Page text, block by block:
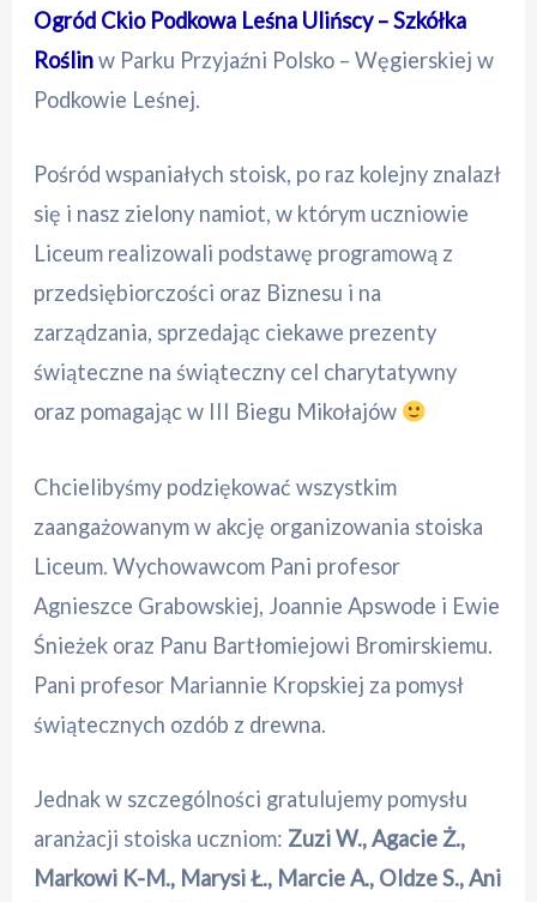
Ogród Ckio Podkowa Leśna Ulińscy – Szkółka
Roślinw Parku Przyjaźni Polsko – Węgierskiej w
Podkowie Leśnej.
Pośród wspaniałych stoisk, po raz kolejny znalazł
się i nasz zielony namiot, w którym uczniowie
Liceum realizowali podstawę programową z
przedsiębiorczości oraz Biznesu i na
zarządzania, sprzedając ciekawe prezenty
świąteczne na świąteczny cel charytatywny
oraz pomagając w III Biegu Mikołajów
Chcielibyśmy podziękować wszystkim
zaangażowanym w akcję organizowania stoiska
Liceum. Wychowawcom Pani profesor
Agnieszce Grabowskiej, Joannie Apswode i Ewie
Śnieżek oraz Panu Bartłomiejowi Bromirskiemu.
Pani profesor Mariannie Kropskiej za pomysł
świątecznych ozdób z drewna.
Jednak w szczególności gratulujemy pomysłu
aranżacji stoiska uczniom: Zuzi W., Agacie Ż.,
Markowi K-M., Marysi Ł., Marcie A., Oldze S., Ani